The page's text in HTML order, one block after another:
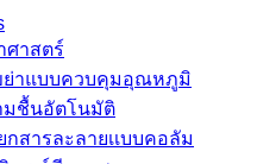
ศาสตร์
ย่าแบบควบคุมอุณหภูมิ
มชื้นอัตโนมัติ
ยกสารละลายเเบบคอลัม